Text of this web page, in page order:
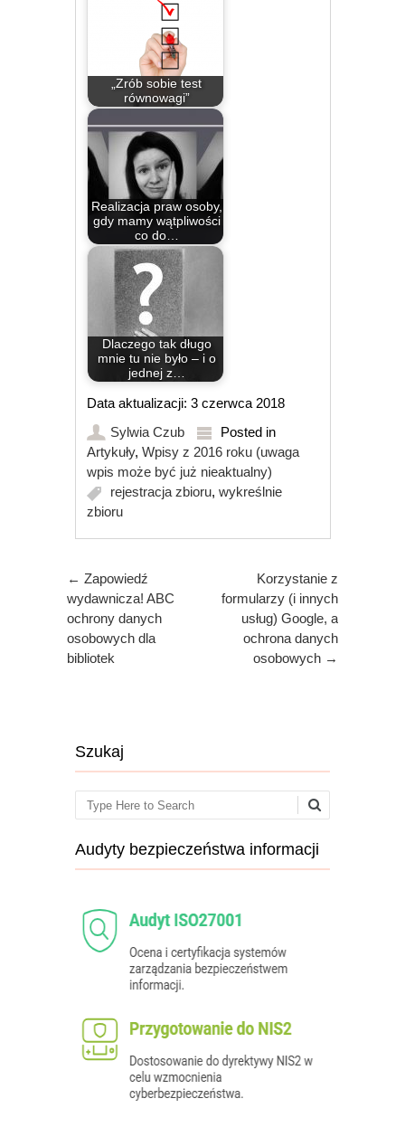
„Zrób sobie test
równowagi”
Realizacja praw osoby,
gdy mamy wątpliwości
co do…
Dlaczego tak długo
mnie tu nie było – i o
jednej z…
Data aktualizacji: 3 czerwca 2018
Sylwia Czub
Posted in
Artykuły,Wpisy z 2016 roku (uwaga
wpis może być już nieaktualny)
rejestracja zbioru,wykreślnie
zbioru
Post navigation
← Zapowiedź
wydawnicza! ABC
ochrony danych
osobowych dla
bibliotek
Korzystanie z
formularzy (i innych
usług) Google, a
ochrona danych
osobowych →
Szukaj
Search
Audyty bezpieczeństwa informacji